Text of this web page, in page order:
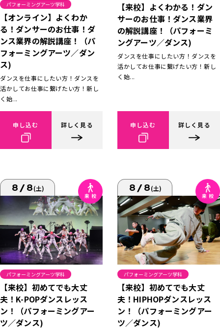
パフォーミングアーツ学科
【オンライン】よくわか
る！ダンサーのお仕事！ダ
ンス業界の解説講座！（パ
フォーミングアーツ／ダン
ス)
ダンスを仕事にしたい方！ダンスを
活かしてお仕事に繋げたい方！新し
く始...
申し込む 詳しく見る
【来校】よくわかる！ダン
サーのお仕事！ダンス業界
の解説講座！（パフォーミ
ングアーツ／ダンス)
ダンスを仕事にしたい方！ダンスを
活かしてお仕事に繋げたい方！新し
く始...
申し込む 詳しく見る
8/8(土)
パフォーミングアーツ学科
【来校】初めてでも大丈
夫！K-POPダンスレッス
ン！（パフォーミングアー
ツ／ダンス)
8/8(土)
パフォーミングアーツ学科
【来校】初めてでも大丈
夫！HIPHOPダンスレッス
ン！（パフォーミングアー
ツ／ダンス)